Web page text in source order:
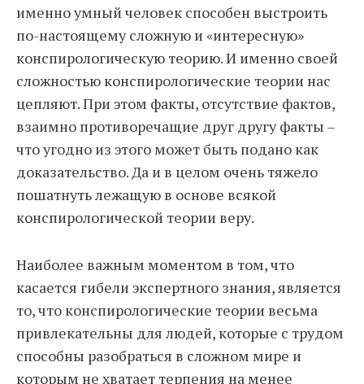
именно умный человек способен выстроить
по-настоящему сложную и «интересную»
конспирологическую теорию. И именно своей
сложностью конспирологические теории нас
цепляют. При этом факты, отсутствие фактов,
взаимно противоречащие друг другу факты –
что угодно из этого может быть подано как
доказательство. Да и в целом очень тяжело
пошатнуть лежащую в основе всякой
конспирологической теории веру.
Наиболее важным моментом в том, что
касается гибели экспертного знания, является
то, что конспирологические теории весьма
привлекательны для людей, которые с трудом
способны разобраться в сложном мире и
которым не хватает терпения на менее